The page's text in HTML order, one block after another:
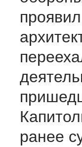
ранее